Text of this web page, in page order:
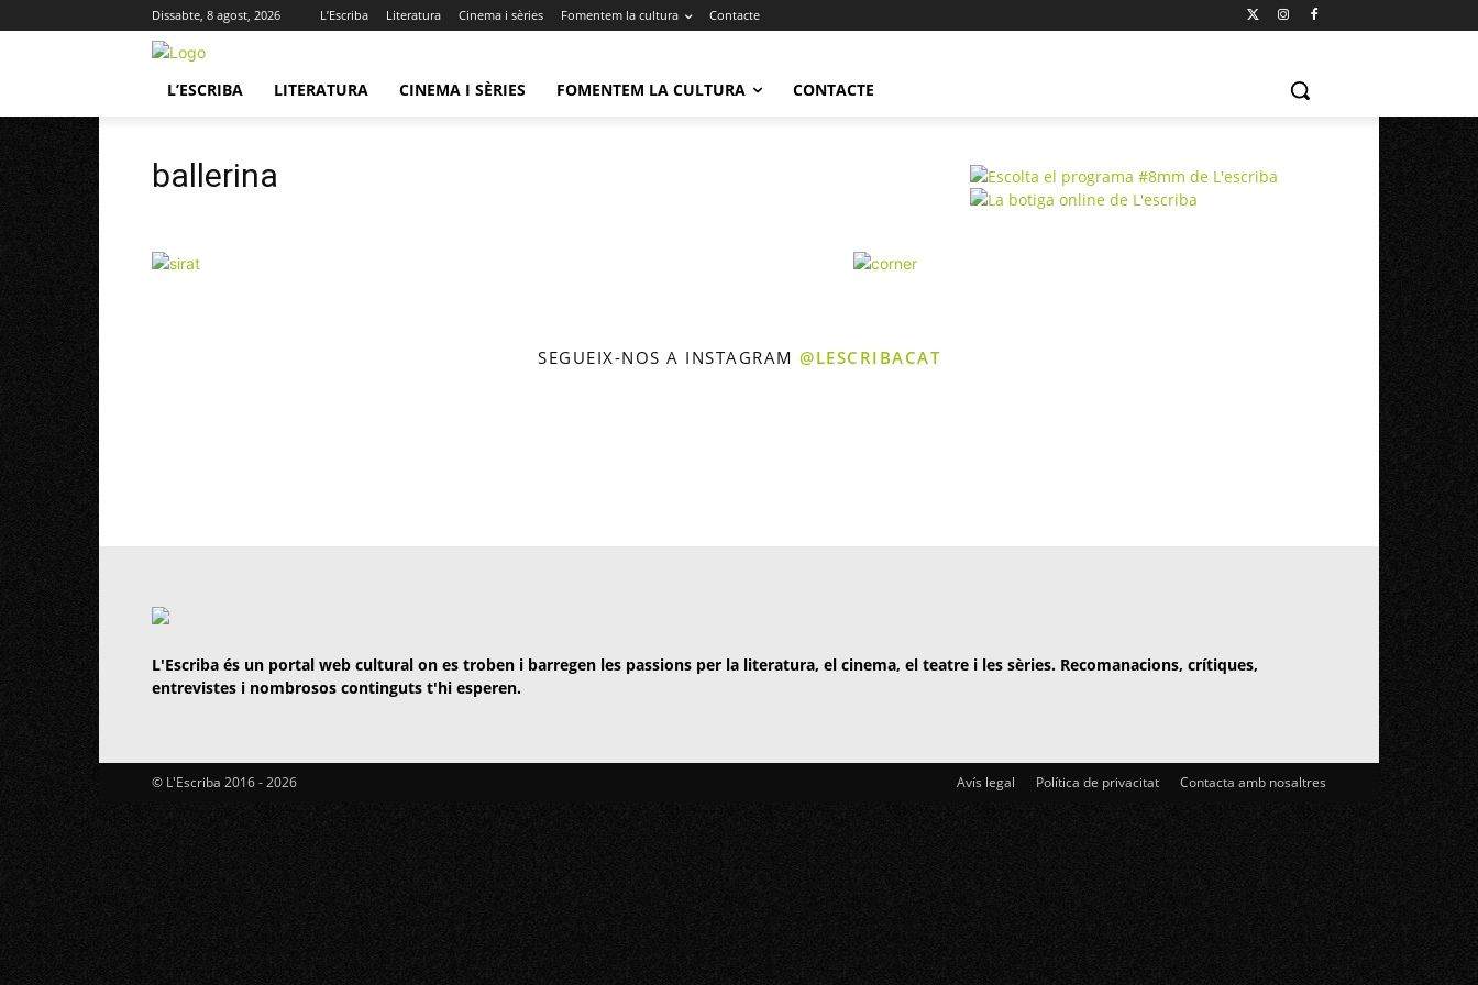
Dissabte, 8 agost, 2026 L’Escriba Literatura Cinema i sèries Fomentem la cultura Contacte
L’ESCRIBA LITERATURA CINEMA I SÈRIES FOMENTEM LA CULTURA CONTACTE
ballerina
SEGUEIX-NOS A INSTAGRAM @LESCRIBACAT
L'Escriba és un portal web cultural on es troben i barregen les passions per la literatura, el cinema, el teatre i les sèries. Recomanacions, crítiques,
entrevistes i nombrosos continguts t'hi esperen.
Avís legal Política de privacitat Contacta amb nosaltres
© L'Escriba 2016 -2026